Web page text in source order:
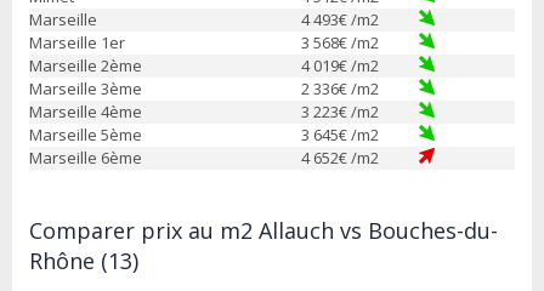
Marseille
4 493€ /m2
Marseille 1er
3 568€ /m2
Marseille 2ème
4 019€ /m2
Marseille 3ème
2 336€ /m2
Marseille 4ème
3 223€ /m2
Marseille 5ème
3 645€ /m2
Marseille 6ème
4 652€ /m2
Comparer prix au m2 Allauch vs Bouches-du-
Rhône (13)